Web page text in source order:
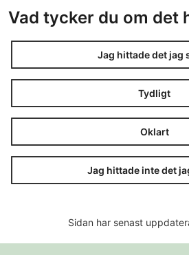
Vad tycker du om det
Jag hittade det jag
Tydligt
Oklart
Jag hittade inte det
Sidan har senast